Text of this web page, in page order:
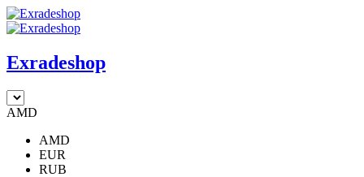
Exradeshop
AMD
AMD
EUR
RUB